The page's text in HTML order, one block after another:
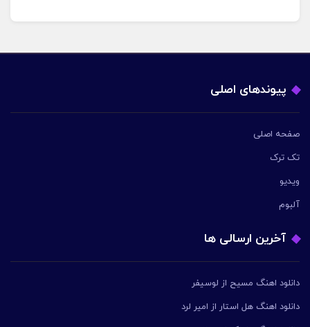
پیوندهای اصلی
صفحه اصلی
تک ترک
ویدیو
آلبوم
آخرین ارسالی ها
دانلود اهنگ مسیح از لوسیفر
دانلود اهنگ هل استار از امیر لرد